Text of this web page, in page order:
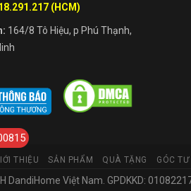
(HCM)
164/8 Tô Hiệu, p Phú Thạnh,
THIỆU SẢN PHẨM QUÀ TẶNG GÓC
DandiHome Việt Nam. GPDKKD: